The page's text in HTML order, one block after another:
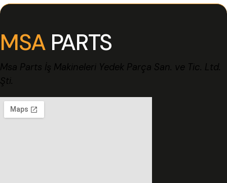
MSA PARTS
Msa Parts İş Makineleri Yedek Parça San. ve Tic. Ltd.
Şti.